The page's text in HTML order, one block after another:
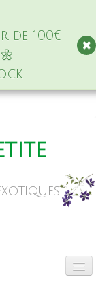
de 100€